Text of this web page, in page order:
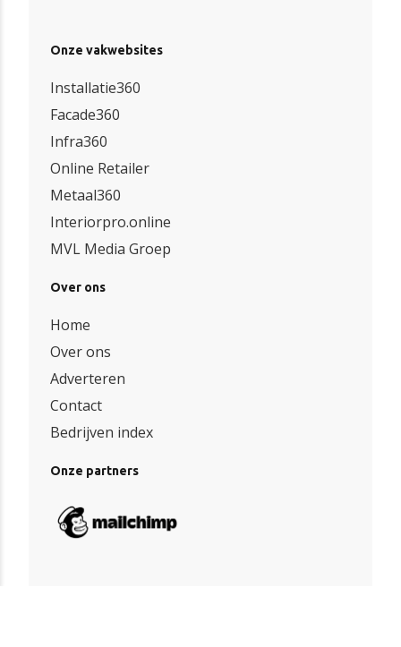
Onze vakwebsites
Installatie360
Facade360
Infra360
Online Retailer
Metaal360
Interiorpro.online
MVL Media Groep
Over ons
Home
Over ons
Adverteren
Contact
Bedrijven index
Onze partners